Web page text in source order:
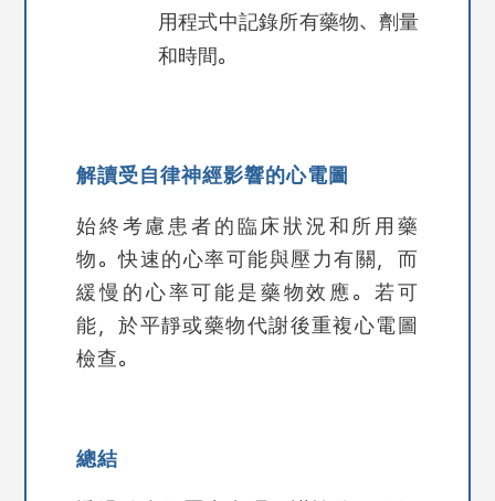
用程式中記錄所有藥物、劑量
和時間。
解讀受自律神經影響的心電圖
始終考慮患者的臨床狀況和所用藥
物。快速的心率可能與壓力有關，而
緩慢的心率可能是藥物效應。若可
能，於平靜或藥物代謝後重複心電圖
檢查。
總結